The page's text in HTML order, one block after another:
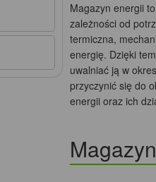
Magazyn energii
zależności od
termiczna,
energię. Dzięki
uwalniać ją w
przyczynić się do
energii oraz ich